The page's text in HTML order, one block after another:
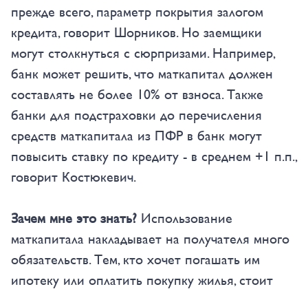
прежде всего, параметр покрытия залогом
кредита, говорит Шорников. Но заемщики
могут столкнуться с сюрпризами. Например,
банк может решить, что маткапитал должен
составлять не более 10% от взноса. Также
банки для подстраховки до перечисления
средств маткапитала из ПФР в банк могут
повысить ставку по кредиту - в среднем +1 п.п.,
говорит Костюкевич.
Зачем мне это знать? Использование
маткапитала накладывает на получателя много
обязательств. Тем, кто хочет погашать им
ипотеку или оплатить покупку жилья, стоит